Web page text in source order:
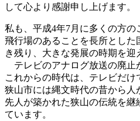
して心より感謝申し上げます。
私も、平成4年7月に多くの方の
飛行場のあることを長所とし
き残り、大きな発展の時期を迎
テレビのアナログ放送の廃止
これからの時代は、テレビだ
狭山市には縄文時代の昔から人
先人が築かれた狭山の伝統を
ています。